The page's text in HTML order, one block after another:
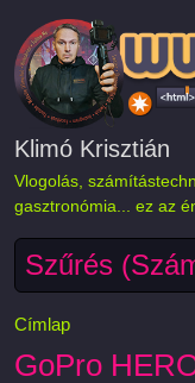
Klimó Krisztián
Vlogolás,
gasztronómia... ez az
Szűrés
Címlap
GoPro